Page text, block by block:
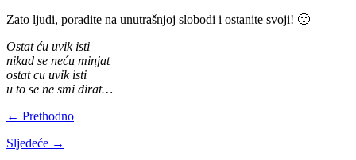
Zato ljudi, poradite na unutrašnjoj slobodi i ostanite svoji! 🙂
Ostat ću uvik isti
nikad se neću minjat
ostat cu uvik isti
u to se ne smi dirat…
← Prethodno
Sljedeće →